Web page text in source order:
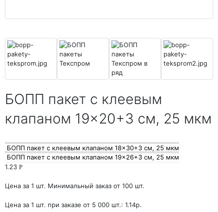
БОПП пакет с клеевым
клапаном 19×20+3 см, 25 мкм
БОПП пакет с клеевым клапаном 18×30+3 см, 25 мкм
БОПП пакет с клеевым клапаном 19×26+3 см, 25 мкм
1.23 Р
Цена за 1 шт. Минимальный заказ от 100 шт.
Цена за 1 шт. при заказе от 5 000 шт.: 1.14р.